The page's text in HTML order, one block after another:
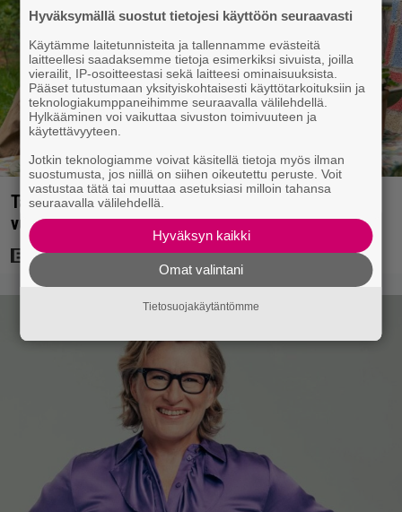
Tänään tv:ssä: Koskettava kotimainen elokuva
vuodelta 2020 – ”Tehty isolla sydämellä”
Hyväksymällä suostut tietojesi käyttöön seuraavasti
Käytämme laitetunnisteita ja tallennamme evästeitä
laitteellesi saadaksemme tietoja esimerkiksi sivuista, joilla
vierailit, IP-osoitteestasi sekä laitteesi ominaisuuksista.
Pääset tutustumaan yksityiskohtaisesti käyttötarkoituksiin ja
teknologiakumppaneihimme seuraavalla välilehdellä.
Hylkääminen voi vaikuttaa sivuston toimivuuteen ja
käytettävyyteen.
Jotkin teknologiamme voivat käsitellä tietoja myös ilman
suostumusta, jos niillä on siihen oikeutettu peruste. Voit
vastustaa tätä tai muuttaa asetuksiasi milloin tahansa
seuraavalla välilehdellä.
Hyväksyn kaikki
Omat valintani
Tietosuojakäytäntömme